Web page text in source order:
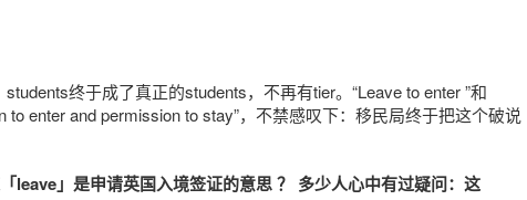
终于成了真正的students，不再有tier。“Leave to enter ”和
to enter and permission to stay”，不禁感叹下：移民局终于把这个破说
leave」是申请英国入境签证的意思 ？ 多少人心中有过疑问：这